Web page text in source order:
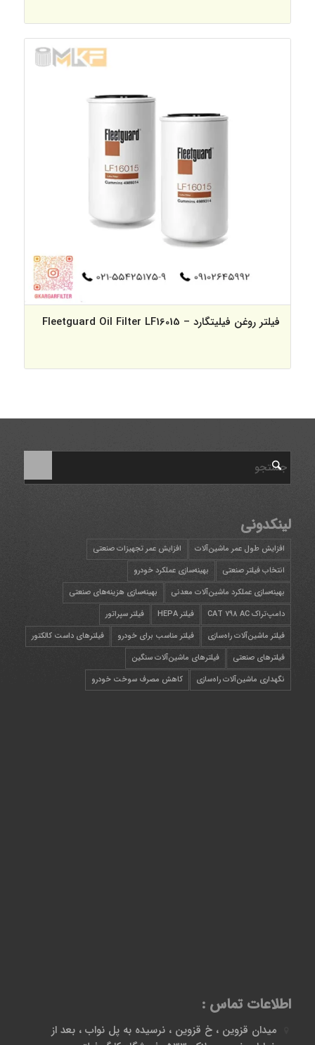
فیلتر روغن فیلیتگارد – Fleetguard Oil Filter LF16015
لینکدونی
افزایش طول عمر ماشین‌آلات
افزایش عمر تجهیزات صنعتی
انتخاب فیلتر صنعتی
بهینه‌سازی عملکرد خودرو
بهینه‌سازی عملکرد ماشین‌آلات معدنی
بهینه‌سازی هزینه‌های صنعتی
دامپ‌تراک CAT 798 AC
فیلتر HEPA
فیلتر سپراتور
فیلتر ماشین‌آلات راه‌سازی
فیلتر مناسب برای خودرو
فیلترهای داست کالکتور
فیلترهای صنعتی
فیلترهای ماشین‌آلات سنگین
نگهداری ماشین‌آلات راه‌سازی
کاهش مصرف سوخت خودرو
اطلاعات تماس :
میدان قزوین ، خ قزوین ، نرسیده به پل نواب ، بعد از